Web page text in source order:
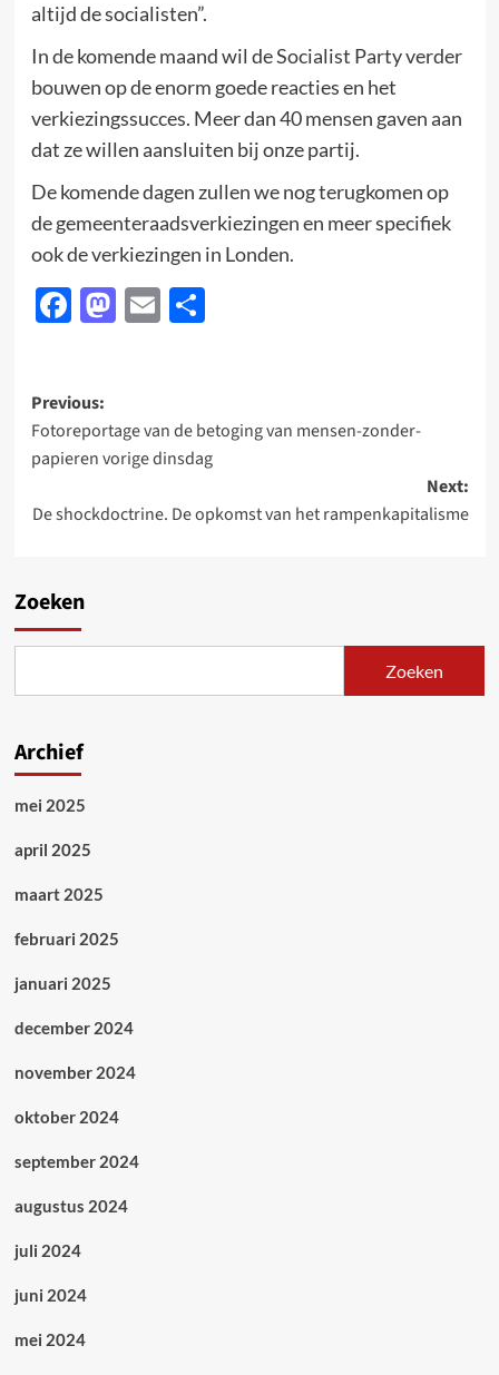
altijd de socialisten”.
In de komende maand wil de Socialist Party verder
bouwen op de enorm goede reacties en het
verkiezingssucces. Meer dan 40 mensen gaven aan
dat ze willen aansluiten bij onze partij.
De komende dagen zullen we nog terugkomen op
de gemeenteraadsverkiezingen en meer specifiek
ook de verkiezingen in Londen.
Facebook
Mastodon
EmailDelen
Post
navigation
Previous:
Fotoreportage van de betoging van mensen-zonder-
papieren vorige dinsdag
Next:
De shockdoctrine. De opkomst van het rampenkapitalisme
Zoeken
Zoeken
Archief
mei 2025
april 2025
maart 2025
februari 2025
januari 2025
december 2024
november 2024
oktober 2024
september 2024
augustus 2024
juli 2024
juni 2024
mei 2024